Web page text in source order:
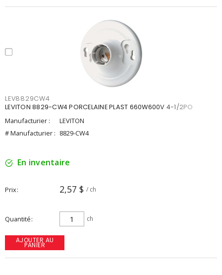
LEV8829CW4
LEVITON 8829-CW4 PORCELAINE PLAST 660W600V 4-1/2PO
Manufacturier :
LEVITON
# Manufacturier : 8829-CW4
En inventaire
Prix 2,57 $ / ch
Quantité ch
AJOUTER AU
PANIER